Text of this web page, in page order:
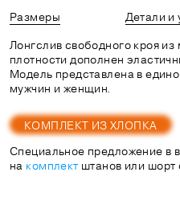
Размеры Детали и
Лонгслив свободного кроя из
плотности дополнен
Модель представлена в
мужчин и женщин.
КОМПЛЕКТ ИЗ ХЛОПКА
Специальное предложение в
на комплект штанов или шорт